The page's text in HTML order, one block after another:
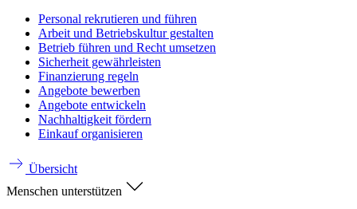
Personal rekrutieren und führen
Arbeit und Betriebskultur gestalten
Betrieb führen und Recht umsetzen
Sicherheit gewährleisten
Finanzierung regeln
Angebote bewerben
Angebote entwickeln
Nachhaltigkeit fördern
Einkauf organisieren
Übersicht
Menschen unterstützen